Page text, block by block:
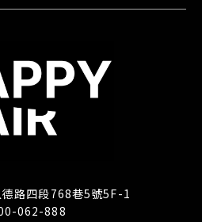
路四段768巷5號5F-1
062-888